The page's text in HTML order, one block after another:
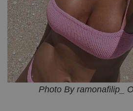
Photo By ramonafilip_